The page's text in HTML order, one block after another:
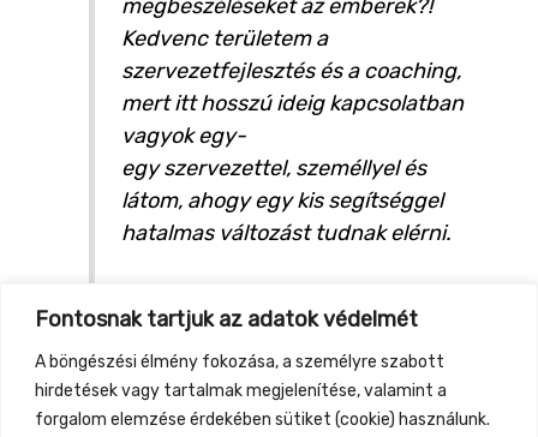
Fontosnak tartjuk az adatok védelmét
A böngészési élmény fokozása, a személyre szabott
hirdetések vagy tartalmak megjelenítése, valamint a
forgalom elemzése érdekében sütiket (cookie) használunk.
megbeszéléseket az emberek?!
Kedvenc területem a
szervezetfejlesztés és a coaching,
mert itt hosszú ideig kapcsolatban
vagyok egy-
egy szervezettel, személlyel és
látom, ahogy egy kis segítséggel
hatalmas változást tudnak elérni.
http://kozossegivallalkozas.hu/
https://inspi-racio.hu/rolunk/